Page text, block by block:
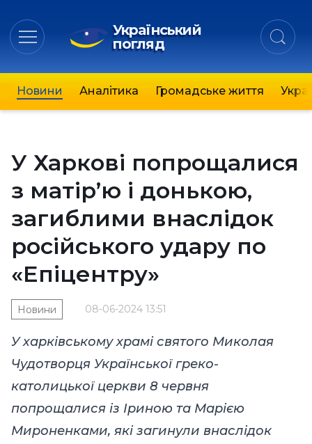
Український
погляд
Новини Аналітика Громадське життя
У Харкові попрощалися
з матір’ю і донькою,
загиблими внаслідок
російського удару по
«Епіцентру»
08-06-2024 13:51
Новини
У харківському храмі святого Миколая
Чудотворця Української греко-
католицької церкви 8 червня
попрощалися із Іриною та Марією
Мироненками, які загинули внаслідок